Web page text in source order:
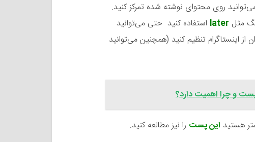
روی محتوای نوشته شده تمرکز کنید.
مثل later استفاده کنید حتی می‌توانید
از اینستاگرام تنظیم کنید (همچنین می‌توانید
و چرا اهمیت دارد؟
هستید این پست را نیز مطالعه کنید.